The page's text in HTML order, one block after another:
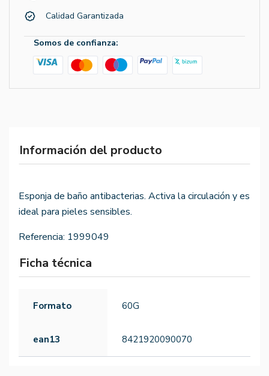
Calidad Garantizada
Somos de confianza:
Información del producto
Esponja de baño antibacterias. Activa la circulación y es
ideal para pieles sensibles.
Referencia: 1999049
Ficha técnica
Formato 60G
ean13 8421920090070